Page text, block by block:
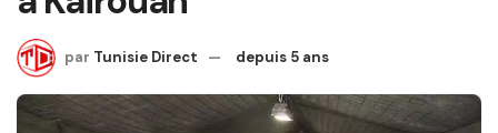
par Tunisie Direct depuis 5 ans